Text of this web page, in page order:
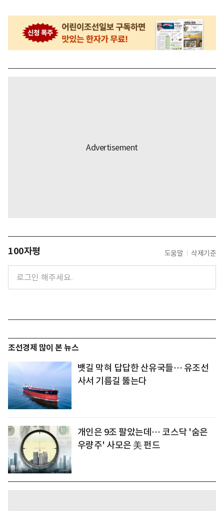
100자평 도움말 삭제기준
조선경제 많이 본 뉴스
뱃길 막혀 답답한 산유국들… 유조선
사서 기름길 뚫는다
개인은 9조 팔았는데… 코스닥 '숨은
우량주' 사모은 美 펀드